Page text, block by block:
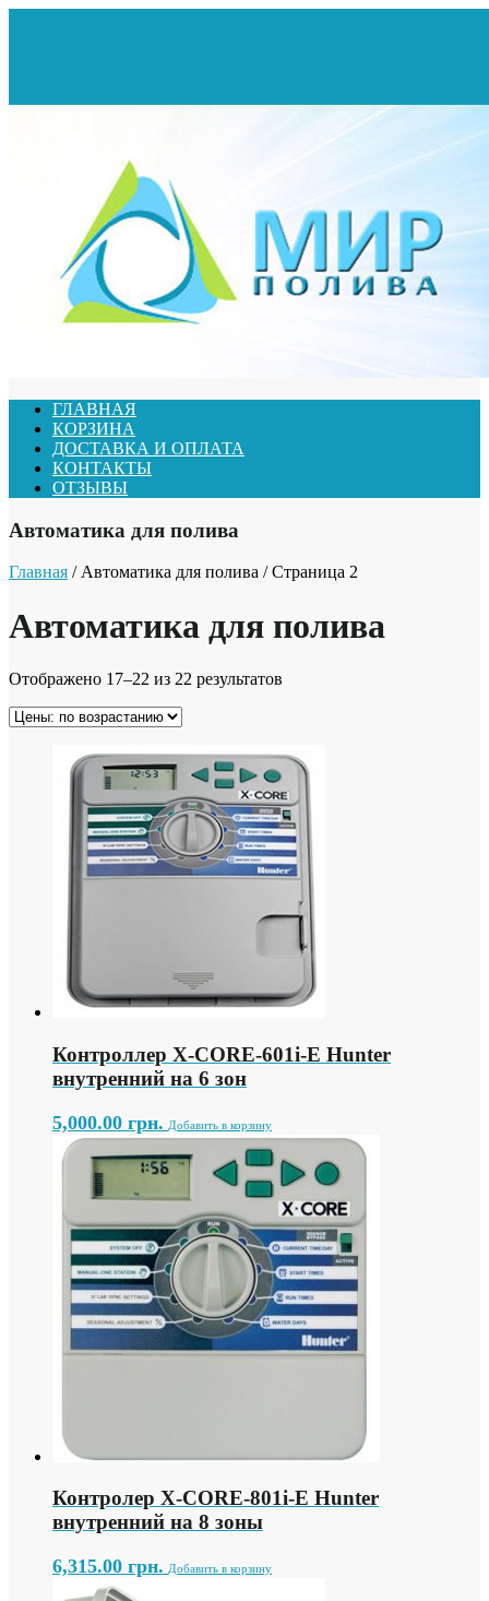
ГЛАВНАЯ
КОРЗИНА
ДОСТАВКА И ОПЛАТА
КОНТАКТЫ
ОТЗЫВЫ
Автоматика для полива
Главная / Автоматика для полива / Страница 2
Автоматика для полива
Отображено 17–22 из 22 результатов
Контроллер X-СORE-601i-E Hunter
внутренний на 6 зон
5,000.00 грн. Добавить в корзину
Контролер X-СORE-801i-E Hunter
внутренний на 8 зоны
6,315.00 грн. Добавить в корзину